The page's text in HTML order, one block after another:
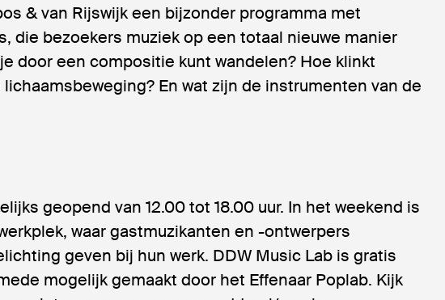
& van Rijswijk een bijzonder programma met
die bezoekers muziek op een totaal nieuwe manier
door een compositie kunt wandelen? Hoe klinkt
En wat zijn de instrumenten van de
geopend van 12.00 tot 18.00 uur. In het weekend is
waar gastmuzikanten en -ontwerpers
geven bij hun werk. DDW Music Lab is gratis
mogelijk gemaakt door het Effenaar Poplab. Kijk